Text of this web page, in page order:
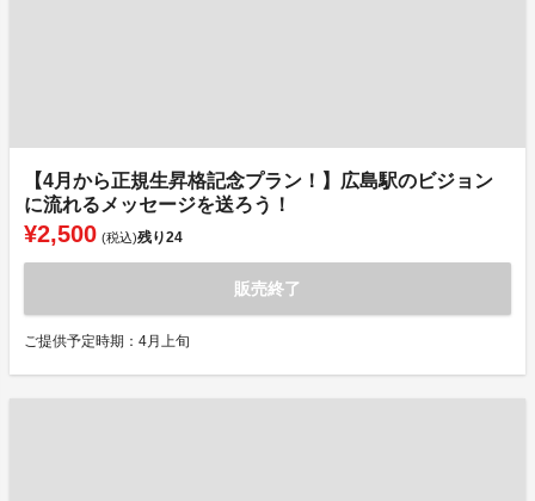
【4月から正規生昇格記念プラン！】広島駅のビジョン
に流れるメッセージを送ろう！
¥2,500 (税込)残り24
販売終了
ご提供予定時期：4月上旬